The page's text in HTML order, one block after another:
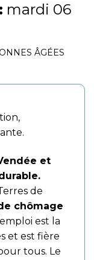
mardi 06
ÂGÉES
et
de
chômage
est la
et est fière
tous. Le